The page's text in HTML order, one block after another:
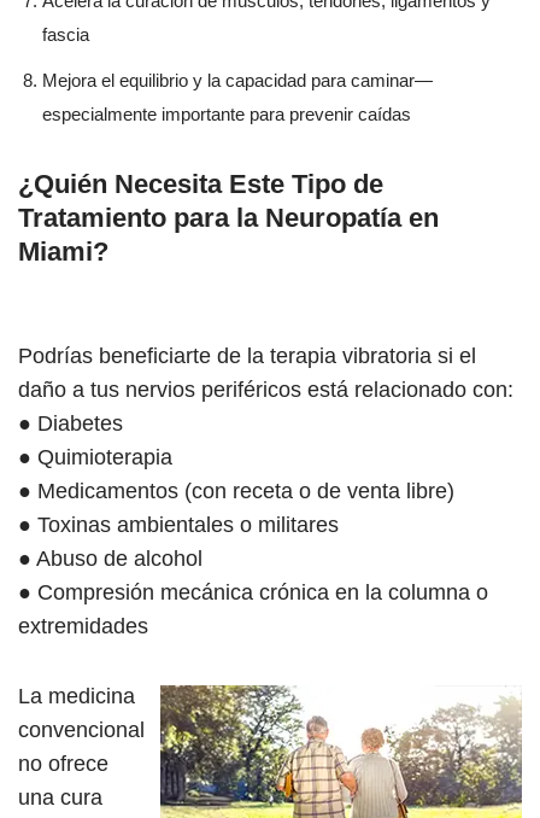
fascia
Mejora el equilibrio y la capacidad para caminar—
especialmente importante para prevenir caídas
¿Quién Necesita Este Tipo de
Tratamiento para la Neuropatía en
Miami?
Podrías beneficiarte de la terapia vibratoria si el
daño a tus nervios periféricos está relacionado con:
● Diabetes
● Quimioterapia
● Medicamentos (con receta o de venta libre)
● Toxinas ambientales o militares
● Abuso de alcohol
● Compresión mecánica crónica en la columna o
extremidades
La medicina
convencional
no ofrece
una cura